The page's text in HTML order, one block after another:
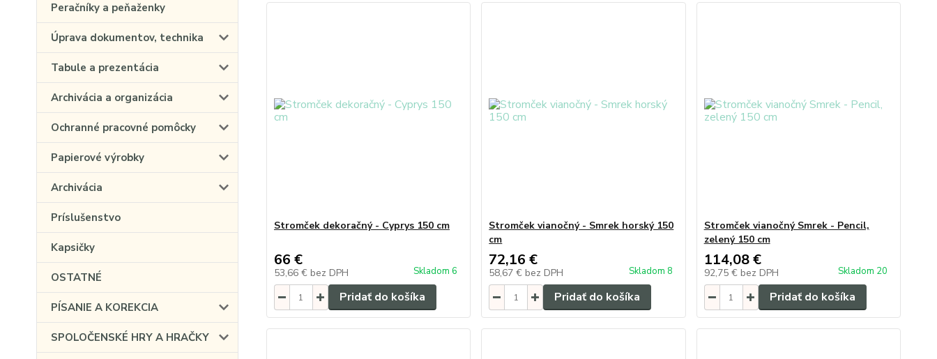
Peračníky a peňaženky
Úprava dokumentov, technika
Tabule a prezentácia
Archivácia a organizácia
Ochranné pracovné pomôcky
Papierové výrobky
Archivácia
Príslušenstvo
Kapsičky
OSTATNÉ
PÍSANIE A KOREKCIA
SPOLOČENSKÉ HRY A HRAČKY
Stromček dekoračný - Cyprys 150 cm
66 €
53,66 € bez DPH Skladom 6
Pridať do košíka
Stromček vianočný - Smrek horský 150
cm
72,16 €
58,67 € bez DPH Skladom 8
Pridať do košíka
Stromček vianočný Smrek - Pencil,
zelený 150 cm
114,08 €
92,75 € bez DPH Skladom 20
Pridať do košíka